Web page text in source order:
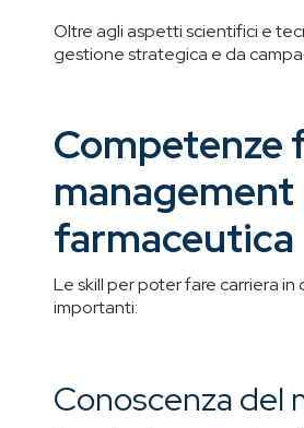
Oltre agli aspetti scientifici e
gestione strategica e da
Competenze
management
farmaceutica
Le skill per poter fare carriera
importanti:
Conoscenza del